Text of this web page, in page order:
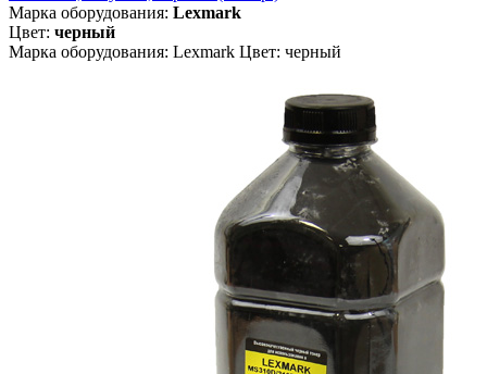
Марка оборудования: Lexmark
Цвет: черный
Марка оборудования: Lexmark Цвет: черный